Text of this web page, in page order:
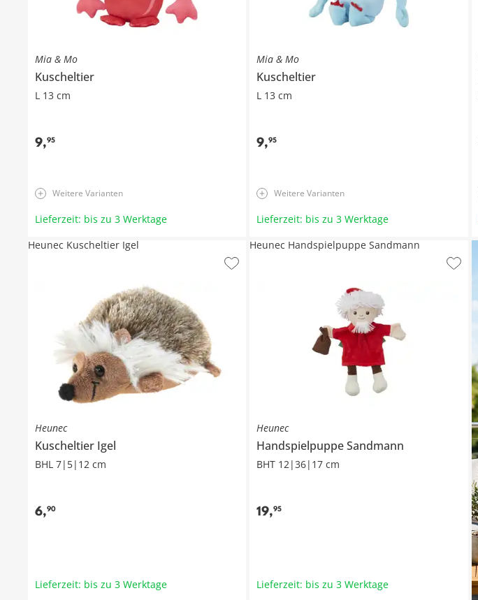
Mia & Mo
Kuscheltier
L 13 cm
9,95
Weitere Varianten
Lieferzeit: bis zu 3 Werktage
Mia & Mo
Kuscheltier
L 13 cm
9,95
Weitere Varianten
Lieferzeit: bis zu 3 Werktage
Heunec
Kuscheltier Igel
BHL 7|5|12 cm
6,90
Heunec Kuscheltier Igel
Lieferzeit: bis zu 3 Werktage
Heunec
HandspielpuppeSandmann
BHT 12|36|17 cm
19,95
Heunec Handspielpuppe Sandmann
Lieferzeit: bis zu 3 Werktage